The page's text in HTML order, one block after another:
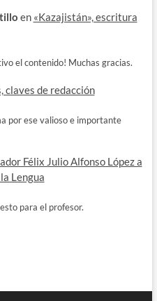
en «Kazajistán», escritura
el contenido! Muchas gracias.
claves de redacción
por ese valioso e importante
Félix Julio Alfonso López a
Lengua
para el profesor.